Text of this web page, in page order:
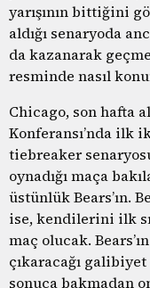
yarışının bittiğini
aldığı senaryoda
da kazanarak
resminde nasıl
Chicago, son hafta
Konferansı’nda ilk
tiebreaker
oynadığı maça
üstünlük Bears’ın.
ise, kendilerini ilk
maç olucak.
çıkaracağı
sonuca bakmadan